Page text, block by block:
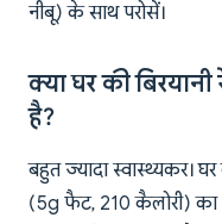
नीबू) के साथ परोसें।
क्या घर की बिरयानी
है?
बहुत ज्यादा स्वास्थ्यकर।
(5g फैट, 210 कैलोरी) का